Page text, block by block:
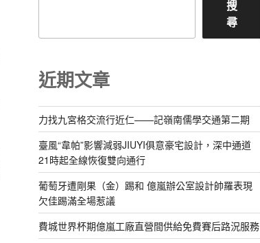
搜
尋
近期文章
力找九宮格交流行近仁——記嶺南儒學交通第二期
臺風“韋帕”影響減弱JIUYI俱意豪宅設計，深中通道
21時起全線恢復雙向通行
葡萄牙遭剛果（金）踢和 億嵐辦公室設計帥羅表現
欠佳踢滿全場惹議
費城世界杯期億嵐工廠直營間供給免費賽后路況服務